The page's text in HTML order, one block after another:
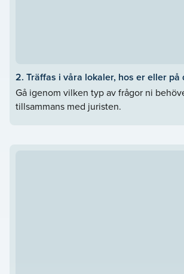
2. Träffas i våra lokaler, hos er eller på
Gå igenom vilken typ av frågor ni
tillsammans med juristen.